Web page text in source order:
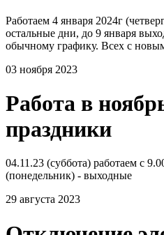
Работаем 4 января 2024г
остальные дни, до 9 января
обычному графику. Всех с
03 ноября 2023
Работа в
праздники
04.11.23 (суббота) работаем с
(понедельник) - выходные
29 августа 2023